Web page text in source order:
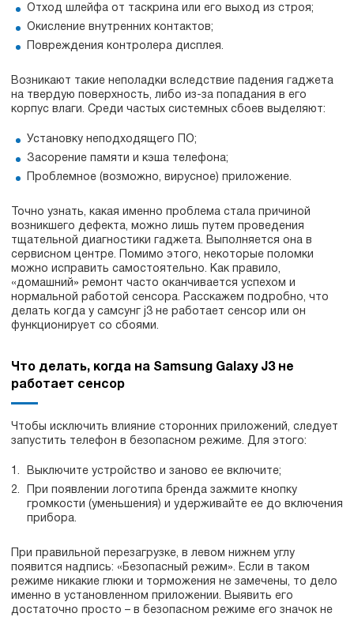
Отход шлейфа от таскрина или его выход из строя;
Окисление внутренних контактов;
Повреждения контролера дисплея.
Возникают такие неполадки вследствие падения гаджета
на твердую поверхность, либо из-за попадания в его
корпус влаги. Среди частых системных сбоев выделяют:
Установку неподходящего ПО;
Засорение памяти и кэша телефона;
Проблемное (возможно, вирусное) приложение.
Точно узнать, какая именно проблема стала причиной
возникшего дефекта, можно лишь путем проведения
тщательной диагностики гаджета. Выполняется она в
сервисном центре. Помимо этого, некоторые поломки
можно исправить самостоятельно. Как правило,
«домашний» ремонт часто оканчивается успехом и
нормальной работой сенсора. Расскажем подробно, что
делать когда у самсунг j3 не работает сенсор или он
функционирует со сбоями.
Что делать, когда на Samsung Galaxy J3 не
работает сенсор
Чтобы исключить влияние сторонних приложений, следует
запустить телефон в безопасном режиме. Для этого:
Выключите устройство и заново ее включите;
При появлении логотипа бренда зажмите кнопку
громкости (уменьшения) и удерживайте ее до включения
прибора.
При правильной перезагрузке, в левом нижнем углу
появится надпись: «Безопасный режим». Если в таком
режиме никакие глюки и торможения не замечены, то дело
именно в установленном приложении. Выявить его
достаточно просто – в безопасном режиме его значок не